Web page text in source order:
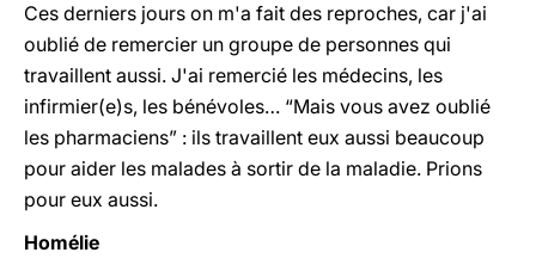
Ces derniers jours on m'a fait des reproches, car j'ai
oublié de remercier un groupe de personnes qui
travaillent aussi. J'ai remercié les médecins, les
infirmier(e)s, les bénévoles… “Mais vous avez oublié
les pharmaciens” : ils travaillent eux aussi beaucoup
pour aider les malades à sortir de la maladie. Prions
pour eux aussi.
Homélie